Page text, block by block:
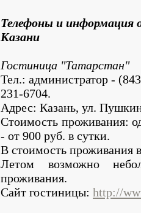
Телефоны и информация
Казани
Гостиница "Татарстан"
Тел.: администратор -
231-6704.
Адрес: Казань, ул.
Стоимость проживания:
- от 900 руб. в сутки.
В стоимость проживания
Летом возможно
проживания.
Сайт гостиницы: http://